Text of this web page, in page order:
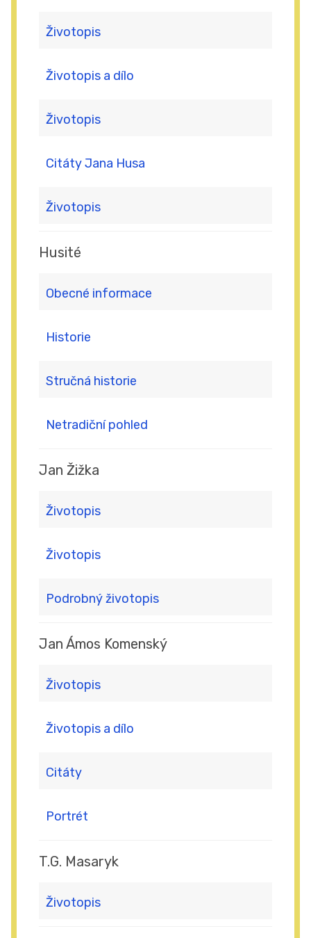
Životopis
Životopis a dílo
Životopis
Citáty Jana Husa
Životopis
Husité
Obecné informace
Historie
Stručná historie
Netradiční pohled
Jan Žižka
Životopis
Životopis
Podrobný životopis
Jan Ámos Komenský
Životopis
Životopis a dílo
Citáty
Portrét
T.G. Masaryk
Životopis